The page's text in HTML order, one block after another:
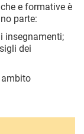
e formative è
parte:
insegnamenti;
dei
ambito